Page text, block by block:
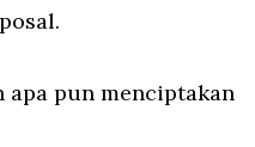
apa pun menciptakan